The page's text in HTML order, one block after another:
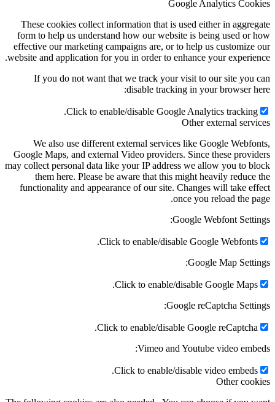
Google Analytics Cookies
These cookies collect information that is used either in aggregate
form to help us understand how our website is being used or how
effective our marketing campaigns are, or to help us customize our
website and application for you in order to enhance your experience.
If you do not want that we track your visit to our site you can
disable tracking in your browser here:
Click to enable/disable Google Analytics tracking.
Other external services
We also use different external services like Google Webfonts,
Google Maps, and external Video providers. Since these providers
may collect personal data like your IP address we allow you to block
them here. Please be aware that this might heavily reduce the
functionality and appearance of our site. Changes will take effect
once you reload the page.
Google Webfont Settings:
Click to enable/disable Google Webfonts.
Google Map Settings:
Click to enable/disable Google Maps.
Google reCaptcha Settings:
Click to enable/disable Google reCaptcha.
Vimeo and Youtube video embeds:
Click to enable/disable video embeds.
Other cookies